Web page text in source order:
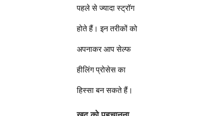
पहले से ज्यादा स्ट्रॉग
होते हैं। इन तरीकों को
अपनाकर आप सेल्फ
हीलिंग प्रोसेस का
हिस्सा बन सकते हैं।